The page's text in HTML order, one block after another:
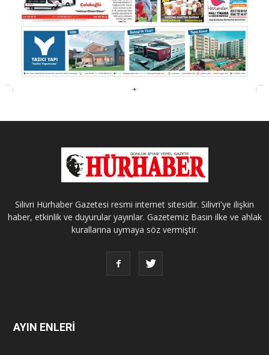
Silivri Hürhaber Gazetesi resmi internet sitesidir. Silivri'ye ilişkin
haber, etkinlik ve duyurular yayınlar. Gazetemiz Basın ilke ve ahlak
kurallarına uymaya söz vermiştir.
AYIN ENLERİ